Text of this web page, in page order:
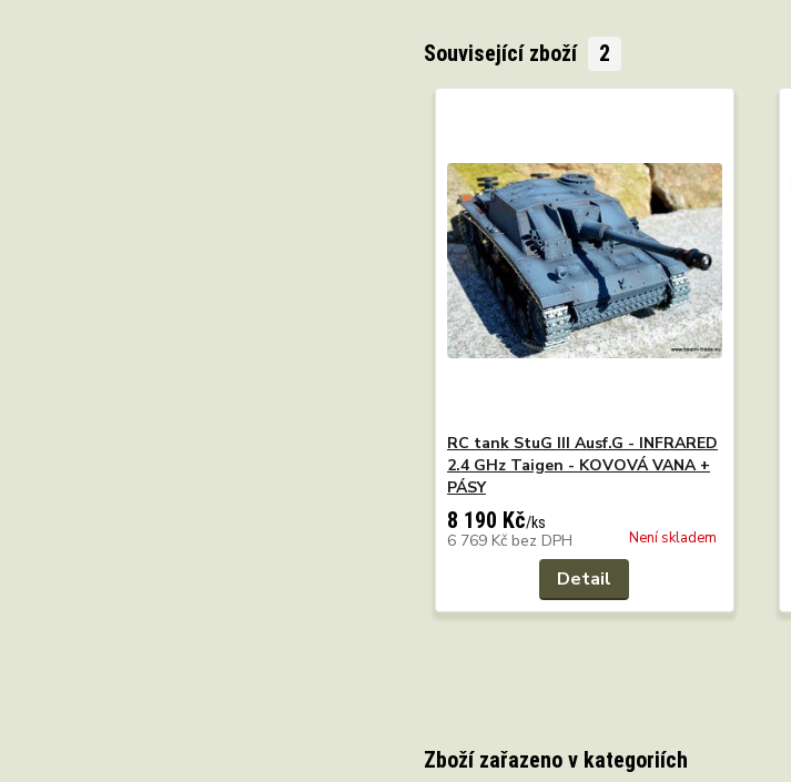
Související zboží 2
RC tank StuG III Ausf.G - INFRARED
2.4 GHz Taigen - KOVOVÁ VANA +
PÁSY
8 190 Kč/ks
6 769 Kč bez DPH Není skladem
Detail
Zboží zařazeno v kategoriích